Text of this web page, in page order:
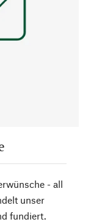
- all
unser
fundiert.